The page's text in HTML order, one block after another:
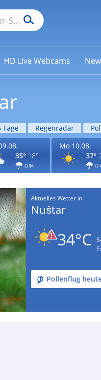
HD Live Webcams
Tage Regenradar
35° 18°
0 %
Mo 10.08.
37°
0
Aktuelles Wetter in
Nuštar
34°C
Pollenflug